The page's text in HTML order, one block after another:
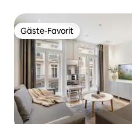
Gäste-Favorit
Gäste-Favorit